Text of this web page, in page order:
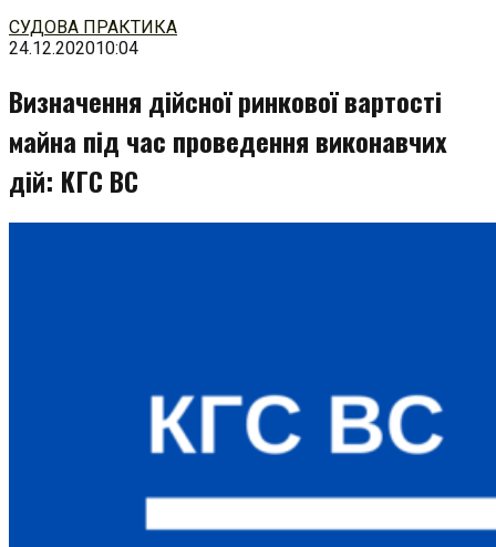
Перейти
до
СУДОВА ПРАКТИКА
24.12.202010:04
Визначення дійсної ринкової вартості
майна під час проведення виконавчих
дій: КГС ВС